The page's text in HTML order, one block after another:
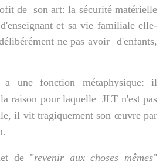
de son art: la sécurité matérielle
et sa vie familiale elle-
ne pas avoir d'enfants,
a une fonction métaphysique: il
raison pour laquelle JLT n'est pas
il vit tragiquement son œuvre par
de "revenir aux choses mêmes"